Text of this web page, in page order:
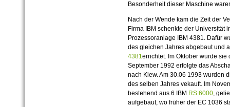
Besonderheit dieser Maschine
Nach der Wende kam die Zeit der
Firma IBM schenkte der Universität
Prozessoranlage IBM 4381. Dafür
des gleichen Jahres abgebaut und
4381errichtet. Im Oktober wurde
September 1992 erfolgte das
nach Kiew. Am 30.06 1993 wurden
des selben Jahres vekauft. Im
bestehend aus 6 IBM RS 6000,
aufgebaut, wo früher der EC 1036